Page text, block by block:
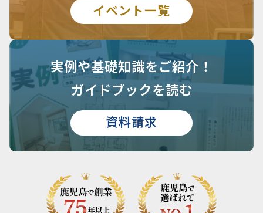
イベント一覧
実例や基礎知識をご紹介！
ガイドブックを読む
資料請求